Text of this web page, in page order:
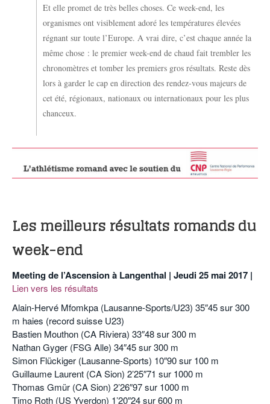
Et elle promet de très belles choses. Ce week-end, les
organismes ont visiblement adoré les températures élevées
régnant sur toute l’Europe. A vrai dire, c’est chaque année la
même chose : le premier week-end de chaud fait trembler les
chronomètres et tomber les premiers gros résultats. Reste dès
lors à garder le cap en direction des rendez-vous majeurs de
cet été, régionaux, nationaux ou internationaux pour les plus
chanceux.
Les meilleurs résultats romands du
week-end
Meeting de l’Ascension à Langenthal | Jeudi 25 mai 2017 |
Lien vers les résultats
Alain-Hervé Mfomkpa (Lausanne-Sports/U23) 35″45 sur 300
m haies (record suisse U23)
Bastien Mouthon (CA Riviera) 33″48 sur 300 m
Nathan Gyger (FSG Alle) 34″45 sur 300 m
Simon Flückiger (Lausanne-Sports) 10″90 sur 100 m
Guillaume Laurent (CA Sion) 2’25″71 sur 1000 m
Thomas Gmür (CA Sion) 2’26″97 sur 1000 m
Timo Roth (US Yverdon) 1’20″24 sur 600 m